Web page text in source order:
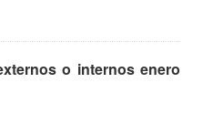
o internos enero